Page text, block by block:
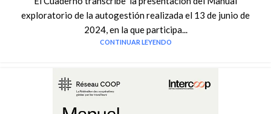
exploratorio de la autogestión realizada el 13 de junio de
2024, en la que participa...
CONTINUAR LEYENDO